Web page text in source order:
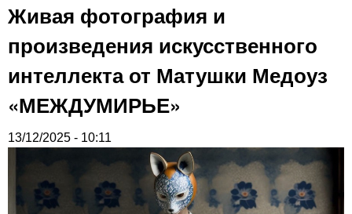
Живая фотография и
произведения искусственного
интеллекта от Матушки Медоуз
«МЕЖДУМИРЬЕ»
13/12/2025 - 10:11